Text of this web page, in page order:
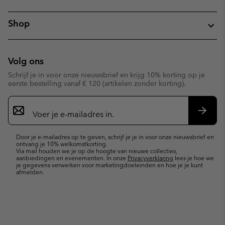
Shop
Volg ons
Schrijf je in voor onze nieuwsbrief en krijg 10% korting op je
eerste bestelling vanaf € 120 (artikelen zonder korting).
Aanmelden
voor
e-
Door je e-mailadres op te geven, schrijf je je in voor onze nieuwsbrief en
ontvang je 10% welkomstkorting.
Via mail houden we je op de hoogte van nieuwe collecties,
aanbiedingen en evenementen. In onze Privacyverklaring lees je hoe we
je gegevens verwerken voor marketingdoeleinden en hoe je je kunt
afmelden.